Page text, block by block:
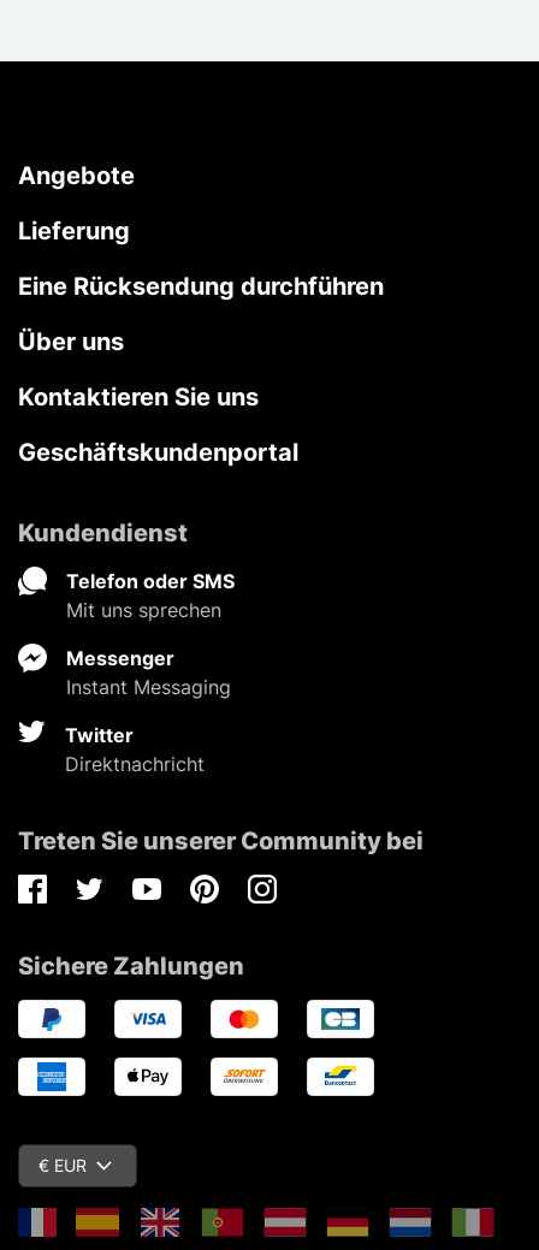
Angebote
Lieferung
Eine Rücksendung durchführen
Über uns
Kontaktieren Sie uns
Geschäftskundenportal
Kundendienst
Telefon oder SMS
Mit uns sprechen
Messenger
Instant Messaging
Twitter
Direktnachricht
Treten Sie unserer Community bei
FacebookTwitterYoutubePinterestInstagram
Sichere Zahlungen
€ EUR